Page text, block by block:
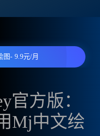
图- 9.9元/月
官方版：
Mj中文绘